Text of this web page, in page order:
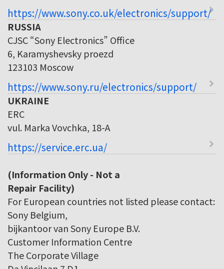
https://www.sony.co.uk/electronics/support/
RUSSIA
CJSC “Sony Electronics” Office
6, Karamyshevsky proezd
123103 Moscow
https://www.sony.ru/electronics/support/
UKRAINE
ERC
vul. Marka Vovchka, 18-A
https://service.erc.ua/
(Information Only - Not a
Repair Facility)
For European countries not listed please contact:
Sony Belgium,
bijkantoor van Sony Europe B.V.
Customer Information Centre
The Corporate Village